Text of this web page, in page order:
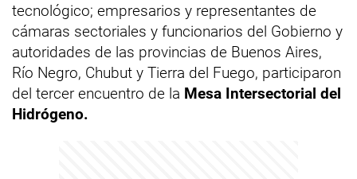
tecnológico; empresarios y representantes de
cámaras sectoriales y funcionarios del Gobierno y
autoridades de las provincias de Buenos Aires,
Río Negro, Chubut y Tierra del Fuego, participaron
del tercer encuentro de la Mesa Intersectorial del
Hidrógeno.